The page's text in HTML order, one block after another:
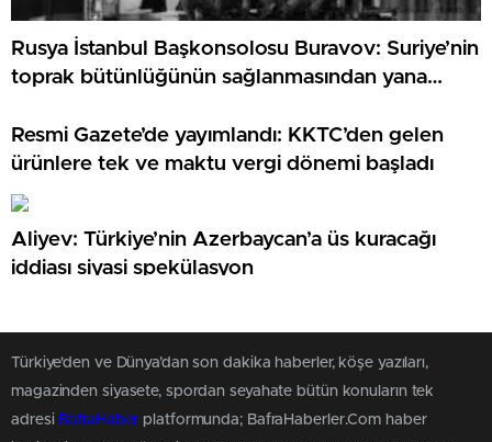
Rusya İstanbul Başkonsolosu Buravov: Suriye’nin
toprak bütünlüğünün sağlanmasından yana
Resmi Gazete’de yayımlandı: KKTC’den gelen
ürünlere tek ve maktu vergi dönemi başladı
Aliyev: Türkiye’nin Azerbaycan’a üs kuracağı
iddiası siyasi spekülasyon
Türkiye'den ve Dünya’dan son dakika haberler, köşe yazıları,
magazinden siyasete, spordan seyahate bütün konuların tek
adresi BafraHaber platformunda; BafraHaberler.Com haber